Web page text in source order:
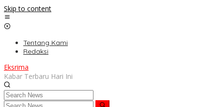
Skip to content
Tentang Kami
Redaksi
Eksrima
Kabar Terbaru Hari Ini